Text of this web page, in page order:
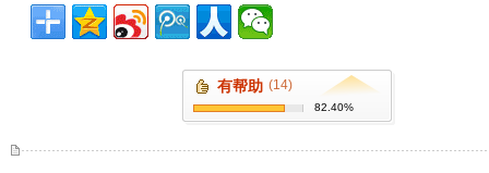
有帮助 (14)
82.40%